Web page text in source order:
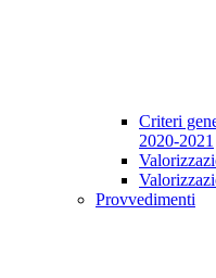
Criteri
2020-2021
Provvedimenti